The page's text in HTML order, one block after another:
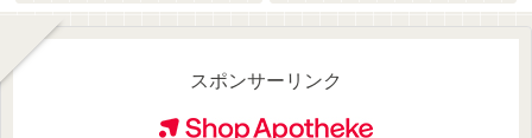
スポンサーリンク